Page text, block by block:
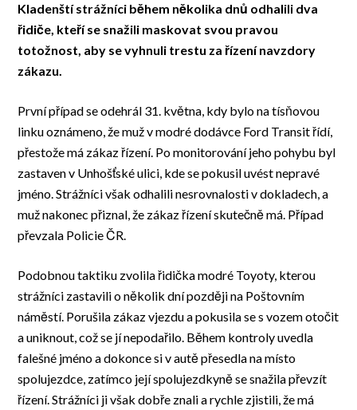
Kladenští strážníci během několika dnů odhalili dva
řidiče, kteří se snažili maskovat svou pravou
totožnost, aby se vyhnuli trestu za řízení navzdory
zákazu.
První případ se odehrál 31. května, kdy bylo na tísňovou
linku oznámeno, že muž v modré dodávce Ford Transit řídí,
přestože má zákaz řízení. Po monitorování jeho pohybu byl
zastaven v Unhošťské ulici, kde se pokusil uvést nepravé
jméno. Strážníci však odhalili nesrovnalosti v dokladech, a
muž nakonec přiznal, že zákaz řízení skutečně má. Případ
převzala Policie ČR.
Podobnou taktiku zvolila řidička modré Toyoty, kterou
strážníci zastavili o několik dní později na Poštovním
náměstí. Porušila zákaz vjezdu a pokusila se s vozem otočit
a uniknout, což se jí nepodařilo. Během kontroly uvedla
falešné jméno a dokonce si v autě přesedla na místo
spolujezdce, zatímco její spolujezdkyně se snažila převzít
řízení. Strážníci ji však dobře znali a rychle zjistili, že má